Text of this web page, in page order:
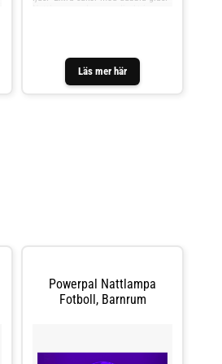
Läs mer här
Powerpal Nattlampa
Fotboll, Barnrum